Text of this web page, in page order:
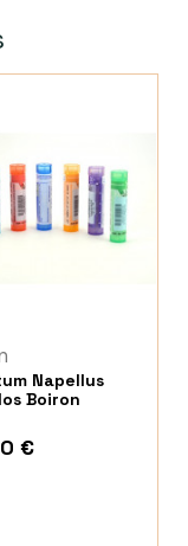
Napellus
Boiron
€